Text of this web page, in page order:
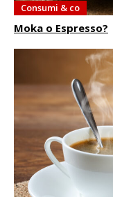
Consumi & co
Moka o Espresso?